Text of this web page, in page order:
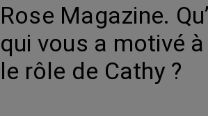
Rose Magazine.
qui vous a motivé
le rôle de Cathy ?